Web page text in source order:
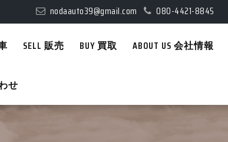
nodaauto39@gmail.com 080-4421-8845
SELL 販売 BUY 買取 ABOUT US 会社情報
せ